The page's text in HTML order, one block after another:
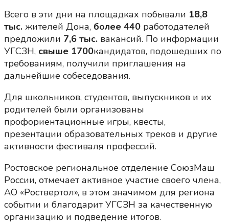
Всего в эти дни на площадках побывали 18,8
тыс. жителей Дона, более 440 работодателей
предложили 7,6 тыс. вакансий. По информации
УГСЗН, свыше 1700кандидатов, подошедших по
требованиям, получили приглашения на
дальнейшие собеседования.
Для школьников, студентов, выпускников и их
родителей были организованы
профориентационные игры, квесты,
презентации образовательных треков и другие
активности фестиваля профессий.
Ростовское региональное отделение СоюзМаш
России, отмечает активное участие своего члена,
АО «Роствертол», в этом значимом для региона
событии и благодарит УГСЗН за качественную
организацию и подведение итогов.